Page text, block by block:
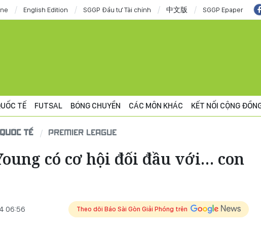
English Edition SGGP Đầu tư Tài chính 中文版 SGGP Epaper
TẾ FUTSAL BÓNG CHUYỀN CÁC MÔN KHÁC KẾT NỐI CỘNG
TẾ PREMIER LEAGUE
có cơ hội đối đầu với… con
06:56 Theo dõi Báo Sài Gòn Giải Phóng trên